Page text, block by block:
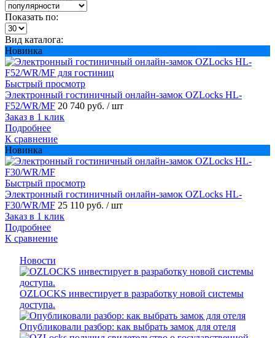
Показать по:
Вид каталога:
Новинка
Быстрый просмотр
Электронный гостиничный онлайн-замок OZLocks HL-
F52/WR/MF 20 740 руб. / шт
Заказ в 1 клик
Подробнее
К сравнение
Новинка
Быстрый просмотр
Электронный гостиничный онлайн-замок OZLocks HL-
F30/WR/MF 25 110 руб. / шт
Заказ в 1 клик
Подробнее
К сравнение
Новости
OZLOCKS инвестирует в разработку новой системы
доступа.
Опубликовали разбор: как выбрать замок для отеля